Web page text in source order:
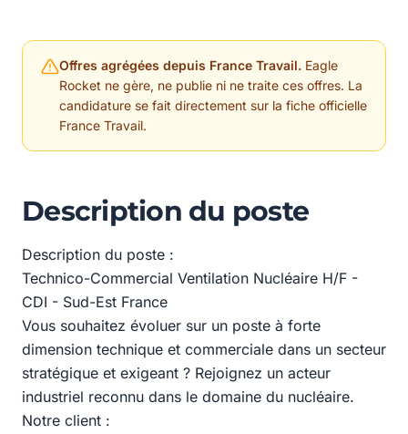
Offres agrégées depuis France Travail. Eagle
Rocket ne gère, ne publie ni ne traite ces offres. La
candidature se fait directement sur la fiche officielle
France Travail.
Description du poste
Description du poste :
Technico-Commercial Ventilation Nucléaire H/F -
CDI - Sud-Est France
Vous souhaitez évoluer sur un poste à forte
dimension technique et commerciale dans un secteur
stratégique et exigeant ? Rejoignez un acteur
industriel reconnu dans le domaine du nucléaire.
Notre client :